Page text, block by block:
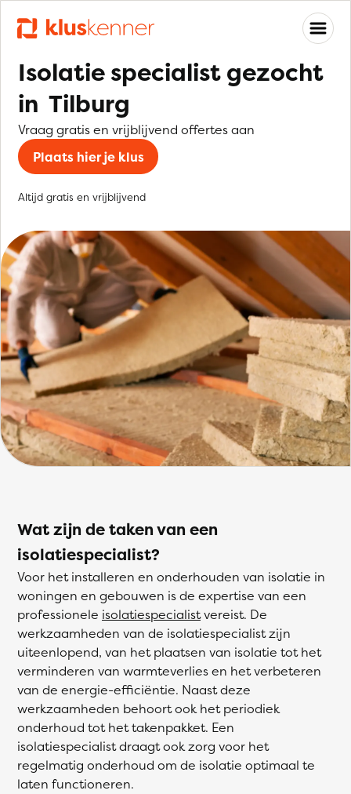
Isolatie specialist gezocht
in Tilburg
Vraag gratis en vrijblijvend offertes aan
Plaats hier je klus
Altijd gratis en vrijblijvend
Wat zijn de taken van een
isolatiespecialist?
Voor het installeren en onderhouden van isolatie in
woningen en gebouwen is de expertise van een
professionele isolatiespecialistvereist. De
werkzaamheden van de isolatiespecialist zijn
uiteenlopend, van het plaatsen van isolatie tot het
verminderen van warmteverlies en het verbeteren
van de energie-efficiëntie. Naast deze
werkzaamheden behoort ook het periodiek
onderhoud tot het takenpakket. Een
isolatiespecialist draagt ook zorg voor het
regelmatig onderhoud om de isolatie optimaal te
laten functioneren.